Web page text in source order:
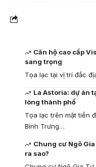
Căn hộ cao cấp
sang trọng
Tọa lạc tại vị trí đắc
La Astoria: dự án
lòng thành phố
Tọa lạc trên mặt tiền
Bình Trưng…
Chung cư Ngô
ra sao?